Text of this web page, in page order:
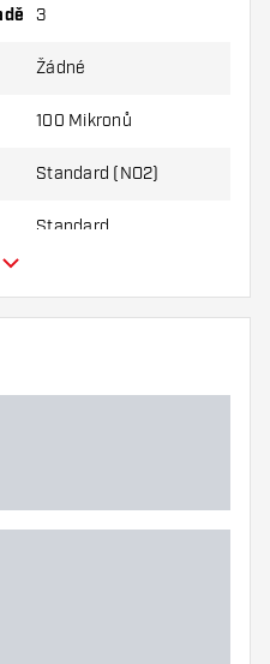
varianta vám
3
Žádné
100 Mikronů
Standard (NO2)
Standard